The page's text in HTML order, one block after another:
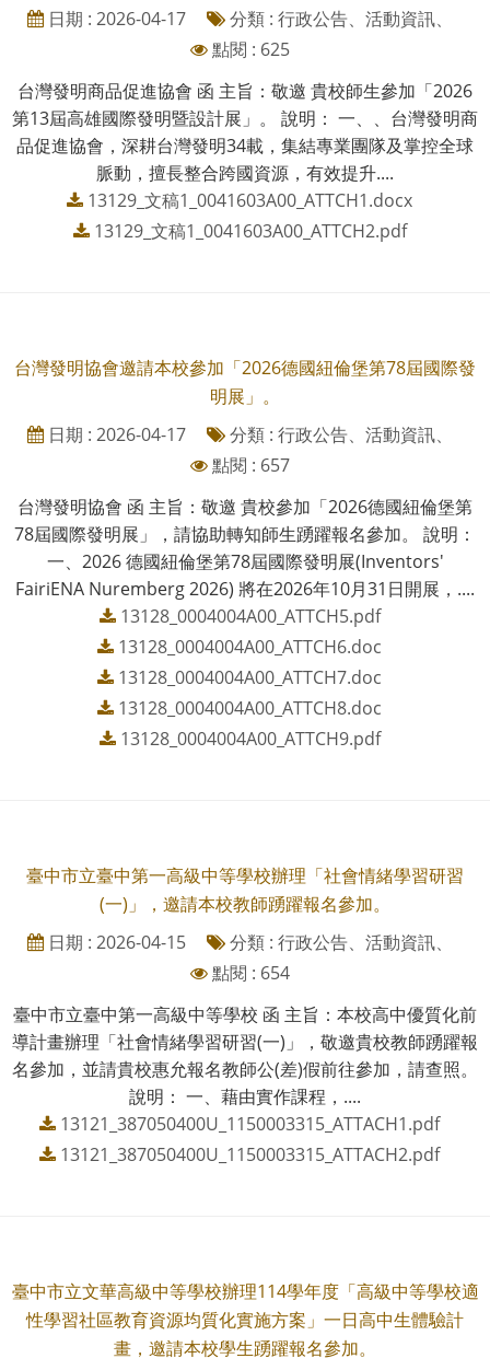
日期 : 2026-04-17
分類 : 行政公告、活動資訊、
點閱 : 625
台灣發明商品促進協會 函 主旨：敬邀 貴校師生參加「2026
第13屆高雄國際發明暨設計展」。 說明： 一、、台灣發明商
品促進協會，深耕台灣發明34載，集結專業團隊及掌控全球
脈動，擅長整合跨國資源，有效提升....
13129_文稿1_0041603A00_ATTCH1.docx
13129_文稿1_0041603A00_ATTCH2.pdf
台灣發明協會邀請本校參加「2026德國紐倫堡第78屆國際發
明展」。
日期 : 2026-04-17
分類 : 行政公告、活動資訊、
點閱 : 657
台灣發明協會 函 主旨：敬邀 貴校參加「2026德國紐倫堡第
78屆國際發明展」，請協助轉知師生踴躍報名參加。 說明：
一、2026 德國紐倫堡第78屆國際發明展(Inventors'
FairiENA Nuremberg 2026) 將在2026年10月31日開展，....
13128_0004004A00_ATTCH5.pdf
13128_0004004A00_ATTCH6.doc
13128_0004004A00_ATTCH7.doc
13128_0004004A00_ATTCH8.doc
13128_0004004A00_ATTCH9.pdf
臺中市立臺中第一高級中等學校辦理「社會情緒學習研習
(一)」，邀請本校教師踴躍報名參加。
日期 : 2026-04-15
分類 : 行政公告、活動資訊、
點閱 : 654
臺中市立臺中第一高級中等學校 函 主旨：本校高中優質化前
導計畫辦理「社會情緒學習研習(一)」，敬邀貴校教師踴躍報
名參加，並請貴校惠允報名教師公(差)假前往參加，請查照。
說明： 一、藉由實作課程，....
13121_387050400U_1150003315_ATTACH1.pdf
13121_387050400U_1150003315_ATTACH2.pdf
臺中市立文華高級中等學校辦理114學年度「高級中等學校適
性學習社區教育資源均質化實施方案」一日高中生體驗計
畫，邀請本校學生踴躍報名參加。